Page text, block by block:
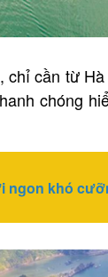
cần từ
chóng
ngon khó